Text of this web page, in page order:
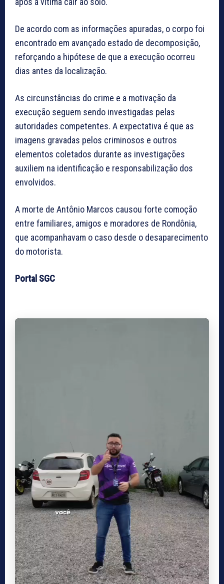
De acordo com as informações apuradas, o corpo foi
encontrado em avançado estado de decomposição,
reforçando a hipótese de que a execução ocorreu
dias antes da localização.
As circunstâncias do crime e a motivação da
execução seguem sendo investigadas pelas
autoridades competentes. A expectativa é que as
imagens gravadas pelos criminosos e outros
elementos coletados durante as investigações
auxiliem na identificação e responsabilização dos
envolvidos.
A morte de Antônio Marcos causou forte comoção
entre familiares, amigos e moradores de Rondônia,
que acompanhavam o caso desde o desaparecimento
do motorista.
Portal SGC